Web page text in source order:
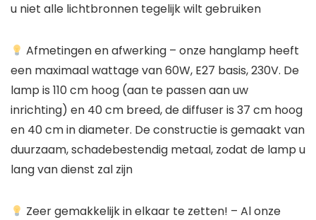
u niet alle lichtbronnen tegelijk wilt gebruiken
Afmetingen en afwerking – onze hanglamp heeft
een maximaal wattage van 60W, E27 basis, 230V. De
lamp is 110 cm hoog (aan te passen aan uw
inrichting) en 40 cm breed, de diffuser is 37 cm hoog
en 40 cm in diameter. De constructie is gemaakt van
duurzaam, schadebestendig metaal, zodat de lamp u
lang van dienst zal zijn
Zeer gemakkelijk in elkaar te zetten! – Al onze